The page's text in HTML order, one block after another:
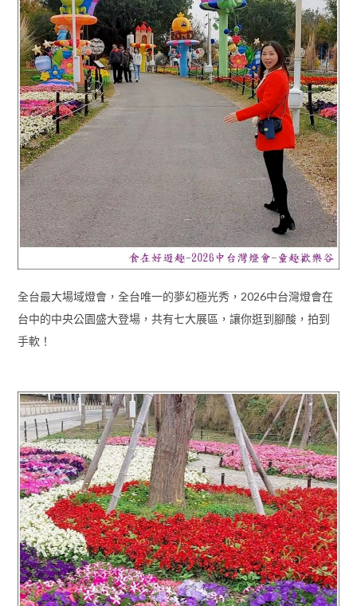
全台最大場域燈會，全台唯一的夢幻極光秀，2026中台灣燈會在
台中的中央公園盛大登場，共有七大展區，讓你逛到腳酸，拍到
手軟！